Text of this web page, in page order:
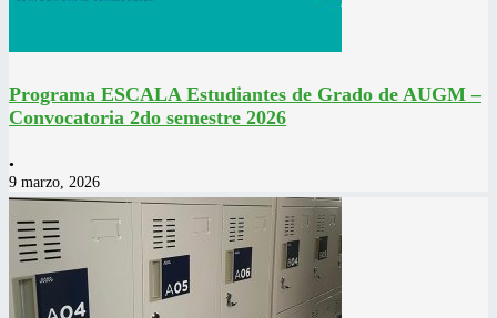
Programa ESCALA Estudiantes de Grado de AUGM –
Convocatoria 2do semestre 2026
•
9 marzo, 2026